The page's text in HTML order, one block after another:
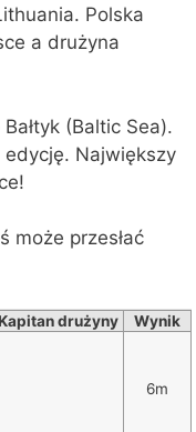
Polska
a drużyna
(Baltic Sea).
edycję. Największy
może przesłać
drużyny Wynik
6m